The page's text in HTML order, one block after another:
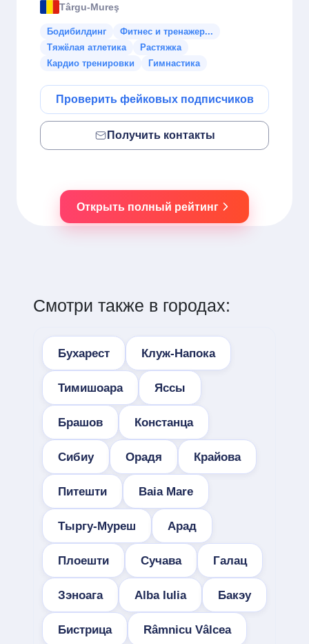
Târgu-Mureş
Бодибилдинг
Фитнес и тренажер...
Тяжёлая атлетика
Растяжка
Кардио тренировки
Гимнастика
Проверить фейковых подписчиков
Получить контакты
Открыть полный рейтинг
Смотри также в городах:
Бухарест Клуж-Напока
Тимишоара Яссы
Брашов Констанца
Сибиу Орадя Крайова
Питешти Baia Mare
Тыргу-Муреш Арад
Плоешти Сучава Галац
Зэноага Alba Iulia Бакэу
Бистрица Râmnicu Vâlcea